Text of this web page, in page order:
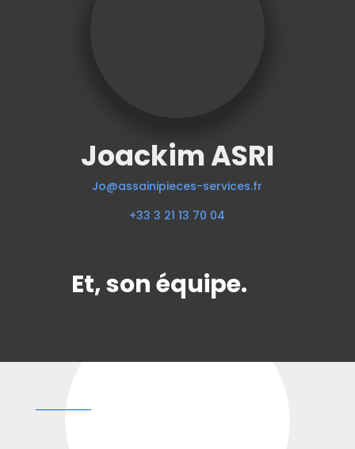
Joackim ASRI
Jo@assainipieces-services.fr
+33 3 21 13 70 04
Et, son équipe.